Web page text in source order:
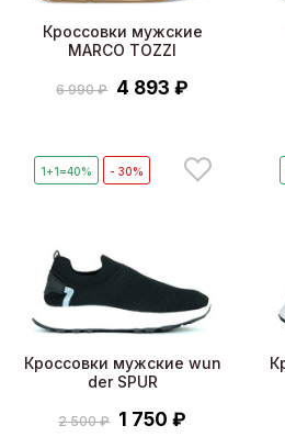
Кроссовки мужские
MARCO TOZZI
6 990 ₽ 4 893 ₽
1+1=40% - 30%
Кроссовки мужские wun
der SPUR
2 500 ₽ 1 750 ₽